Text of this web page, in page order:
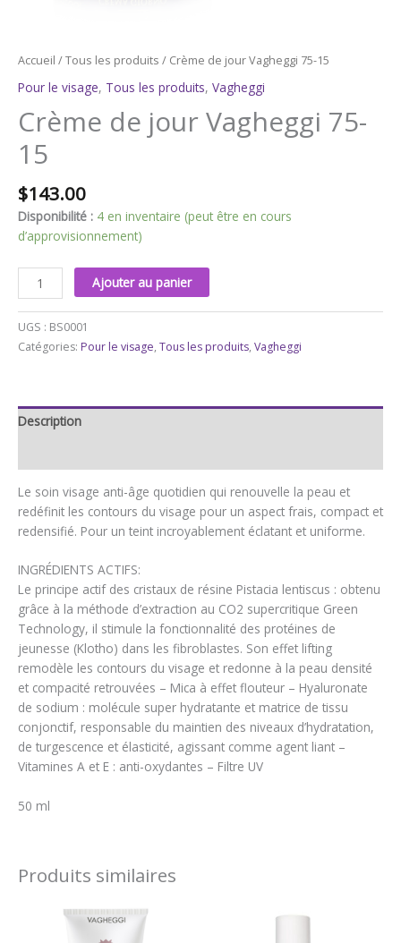
Accueil /Tous les produits / Crème de jour Vagheggi 75-15
Pour le visage, Tous les produits, Vagheggi
Crème de jour Vagheggi 75-
15
$143.00
Disponibilité : 4 en inventaire (peut être en cours
d’approvisionnement)
Ajouter au panier
UGS : BS0001
Catégories: Pour le visage, Tous les produits, Vagheggi
Description
Le soin visage anti-âge quotidien qui renouvelle la peau et
redéfinit les contours du visage pour un aspect frais, compact et
redensifié. Pour un teint incroyablement éclatant et uniforme.
INGRÉDIENTS ACTIFS:
Le principe actif des cristaux de résine Pistacia lentiscus : obtenu
grâce à la méthode d’extraction au CO2 supercritique Green
Technology, il stimule la fonctionnalité des protéines de
jeunesse (Klotho) dans les fibroblastes. Son effet lifting
remodèle les contours du visage et redonne à la peau densité
et compacité retrouvées – Mica à effet flouteur – Hyaluronate
de sodium : molécule super hydratante et matrice de tissu
conjonctif, responsable du maintien des niveaux d’hydratation,
de turgescence et élasticité, agissant comme agent liant –
Vitamines A et E : anti-oxydantes – Filtre UV
50 ml
Produits similaires